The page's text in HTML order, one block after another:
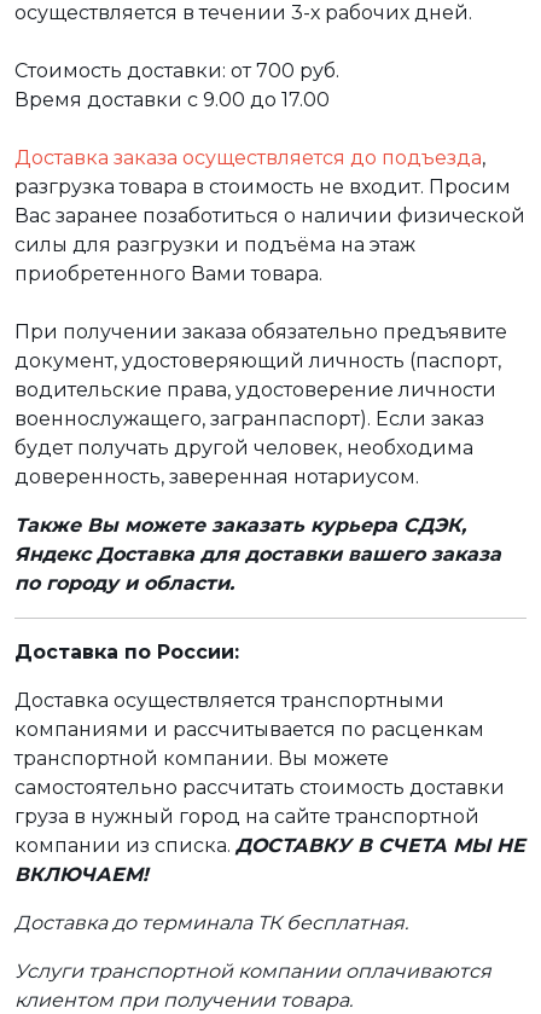
осуществляется в течении 3-х рабочих дней.
Стоимость доставки: от 700 руб.
Время доставки с 9.00 до 17.00
Доставка заказа осуществляется до подъезда,
разгрузка товара в стоимость не входит. Просим
Вас заранее позаботиться о наличии физической
силы для разгрузки и подъёма на этаж
приобретенного Вами товара.
При получении заказа обязательно предъявите
документ, удостоверяющий личность (паспорт,
водительские права, удостоверение личности
военнослужащего, загранпаспорт). Если заказ
будет получать другой человек, необходима
доверенность, заверенная нотариусом.
Также Вы можете заказать курьера СДЭК,
Яндекс Доставка для доставки вашего заказа
по городу и области.
Доставка по России:
Доставка осуществляется транспортными
компаниями и рассчитывается по расценкам
транспортной компании. Вы можете
самостоятельно рассчитать стоимость доставки
груза в нужный город на сайте транспортной
компании из списка. ДОСТАВКУ В СЧЕТА МЫ НЕ
ВКЛЮЧАЕМ!
Доставка до терминала ТК бесплатная.
Услуги транспортной компании оплачиваются
клиентом при получении товара.